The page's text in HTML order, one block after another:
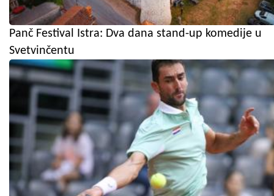
Panč Festival Istra: Dva dana stand-up komedije u
Svetvinčentu